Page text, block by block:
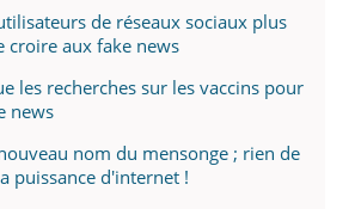
de réseaux sociaux plus
croire aux fake news
les recherches sur les vaccins pour
news
nom du mensonge ; rien de
puissance d'internet !